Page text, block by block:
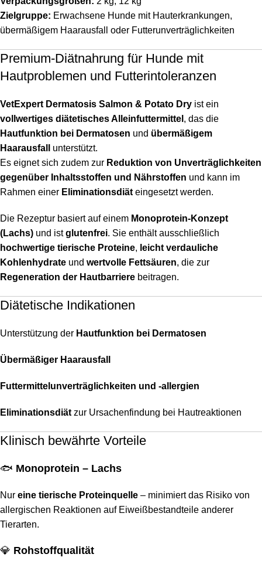
Zielgruppe: Erwachsene Hunde mit Hauterkrankungen,
übermäßigem Haarausfall oder Futterunverträglichkeiten
Premium-Diätnahrung für Hunde mit
Hautproblemen und Futterintoleranzen
VetExpert Dermatosis Salmon & Potato Dry ist ein
vollwertiges diätetisches Alleinfuttermittel , das die
Hautfunktion bei Dermatosen und übermäßigem
Haarausfall
unterstützt.
Es eignet sich zudem zur Reduktion von Unverträglichkeiten
gegenüber Inhaltsstoffen und Nährstoffen und kann im
Rahmen einer Eliminationsdiät eingesetzt werden.
Die Rezeptur basiert auf einem Monoprotein-Konzept
(Lachs) und istglutenfrei. Sie enthält ausschließlich
hochwertige tierische Proteine, leicht verdauliche
Kohlenhydrate und wertvolle Fettsäuren, die zur
Regeneration der Hautbarriere beitragen.
Diätetische Indikationen
Unterstützung der Hautfunktion bei Dermatosen
Übermäßiger Haarausfall
Futtermittelunverträglichkeiten und -allergien
Eliminationsdiät zur Ursachenfindung bei Hautreaktionen
Klinisch bewährte Vorteile
🐟 Monoprotein – Lachs
Nur eine tierische Proteinquelle – minimiert das Risiko von
allergischen Reaktionen auf Eiweißbestandteile anderer
Tierarten.
💎 Rohstoffqualität